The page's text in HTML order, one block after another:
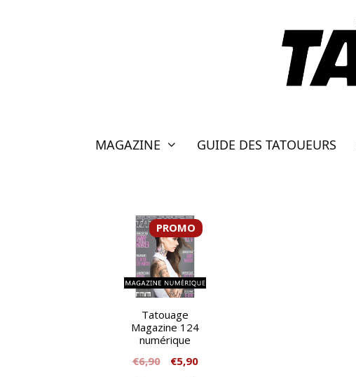
MAGAZINE GUIDE DES TATOUEURS
PROMO
Tatouage
Magazine 124
numérique
€6,90 €5,90